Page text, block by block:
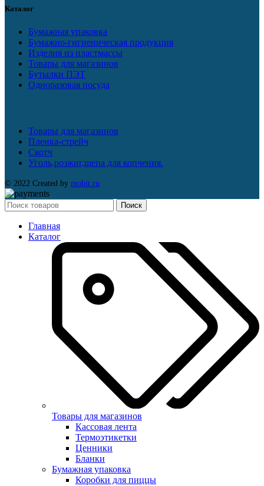
Каталог
Бумажная упаковка
Бумажно-гигиеническая продукция
Изделия из пластмассы
Товары для магазинов
Бутылки ПЭТ
Одноразовая посуда
Товары для магазинов
Пленка-стрейч
Скотч
Уголь,розжиг,щепа для копчения.
© 2022 Created by mobit.ru
Поиск
Главная
Каталог
Товары для магазинов
Кассовая лента
Термоэтикетки
Ценники
Бланки
Бумажная упаковка
Коробки для пиццы